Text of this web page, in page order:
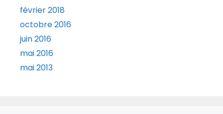
février 2018
octobre 2016
juin 2016
mai 2016
mai 2013